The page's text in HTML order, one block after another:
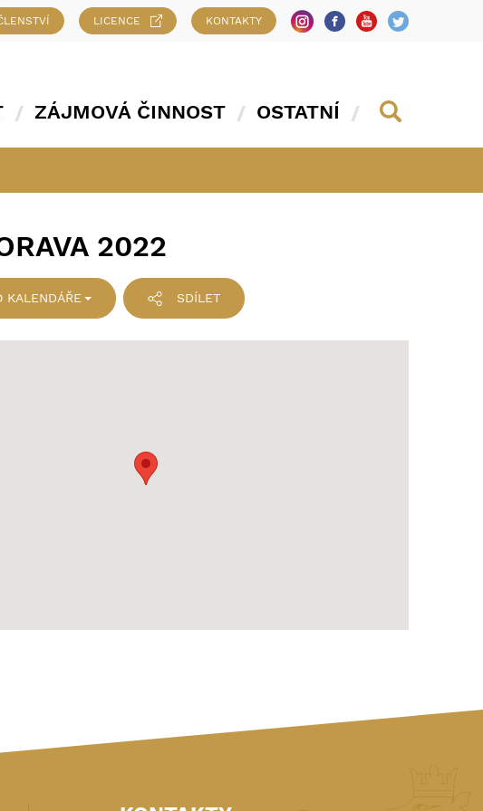
LICENCE KONTAKTY
ZÁJMOVÁ ČINNOST OSTATNÍ
2022
SDÍLET